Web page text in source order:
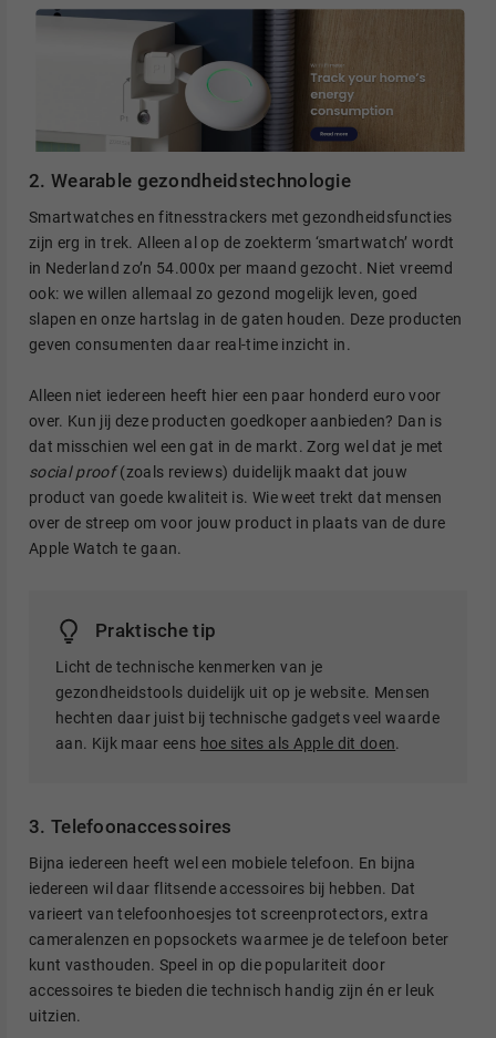
2. Wearable gezondheidstechnologie
Smartwatches en fitnesstrackers met gezondheidsfuncties
zijn erg in trek. Alleen al op de zoekterm ‘smartwatch’ wordt
in Nederland zo’n 54.000x per maand gezocht. Niet vreemd
ook: we willen allemaal zo gezond mogelijk leven, goed
slapen en onze hartslag in de gaten houden. Deze producten
geven consumenten daar real-time inzicht in.
Alleen niet iedereen heeft hier een paar honderd euro voor
over. Kun jij deze producten goedkoper aanbieden? Dan is
dat misschien wel een gat in de markt. Zorg wel dat je met
social proof(zoals reviews) duidelijk maakt dat jouw
product van goede kwaliteit is. Wie weet trekt dat mensen
over de streep om voor jouw product in plaats van de dure
Apple Watch te gaan.
Praktische tip
Licht de technische kenmerken van je
gezondheidstools duidelijk uit op je website. Mensen
hechten daar juist bij technische gadgets veel waarde
aan. Kijk maar eens hoe sites als Apple dit doen.
3. Telefoonaccessoires
Bijna iedereen heeft wel een mobiele telefoon. En bijna
iedereen wil daar flitsende accessoires bij hebben. Dat
varieert van telefoonhoesjes tot screenprotectors, extra
cameralenzen en popsockets waarmee je de telefoon beter
kunt vasthouden. Speel in op die populariteit door
accessoires te bieden die technisch handig zijn én er leuk
uitzien.